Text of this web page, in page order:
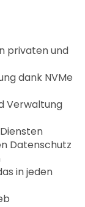
privaten und
dank NVMe
Verwaltung
Datenschutz
in jeden